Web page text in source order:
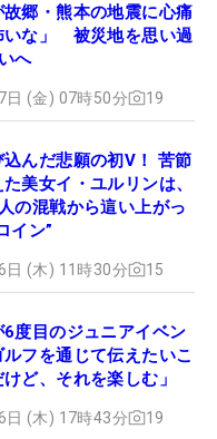
郷・熊本の地震に心痛
いな」 被災地を思い過
へ
日 (金) 07時50分 19
んだ悲願の初V！ 苦節
美女イ・ユルリンは、
の混戦から這い上がっ
イン”
日 (木) 11時30分 15
度目のジュニアイベン
フを通じて伝えたいこ
ど、それを楽しむ」
日 (木) 17時43分 19